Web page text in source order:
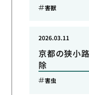
害獣
京都の狭小
除
2026.03.11
害虫